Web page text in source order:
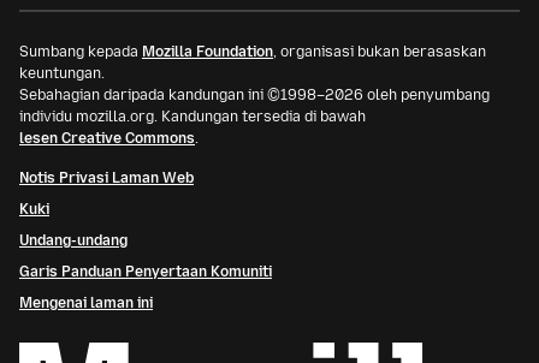
Sumbang kepada Mozilla Foundation, organisasi bukan berasaskan
keuntungan.
Sebahagian daripada kandungan ini ©1998–2026 oleh penyumbang
individu mozilla.org. Kandungan tersedia di bawah
lesen Creative Commons.
Notis Privasi Laman Web
Kuki
Undang-undang
Garis Panduan Penyertaan Komuniti
Mengenai laman ini